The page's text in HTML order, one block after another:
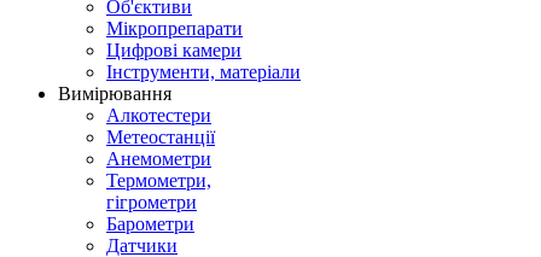
Об'єктиви
Мікропрепарати
Цифрові камери
Інструменти, матеріали
Вимірювання
Алкотестери
Метеостанції
Анемометри
Термометри,
гігрометри
Барометри
Датчики